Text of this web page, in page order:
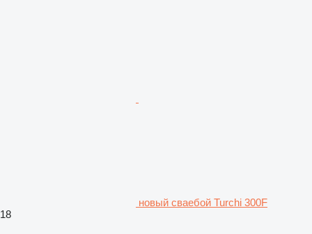
новый сваебой Turchi 300F
18